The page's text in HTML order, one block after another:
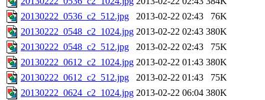
20130222_0536_c2_512.jpg
2013-02-22 02:43
76K
20130222_0548_c2_1024.jpg 2013-02-22 02:43 380K
20130222_0548_c2_512.jpg
2013-02-22 02:43
75K
20130222_0612_c2_1024.jpg 2013-02-22 01:43 380K
20130222_0612_c2_512.jpg
2013-02-22 01:43
75K
20130222_0624_c2_1024.jpg 2013-02-22 06:04 380K